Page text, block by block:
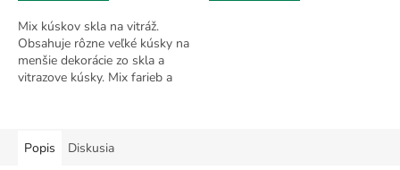
Mix kúskov skla na vitráž.
Obsahuje rôzne veľké kúsky na
menšie dekorácie zo skla a
vitrazove kúsky. Mix farieb a
Popis Diskusia